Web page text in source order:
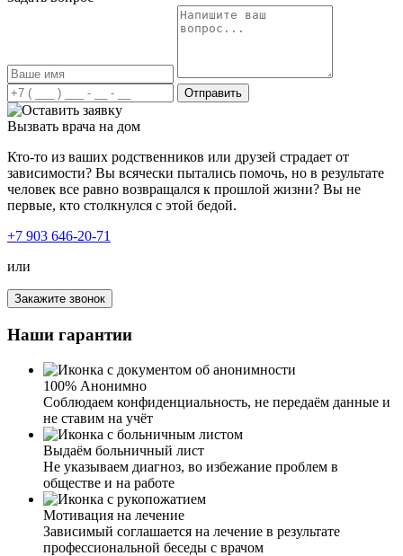
Отправить
Вызвать врача на дом
Кто-то из ваших родственников или друзей страдает от
зависимости? Вы всячески пытались помочь, но в результате
человек все равно возвращался к прошлой жизни? Вы не
первые, кто столкнулся с этой бедой.
+7 903 646-20-71
или
Закажите звонок
Наши гарантии
100% Анонимно
Соблюдаем конфиденциальность, не передаём данные и
не ставим на учёт
Выдаём больничный лист
Не указываем диагноз, во избежание проблем в
обществе и на работе
Мотивация на лечение
Зависимый соглашается на лечение в результате
профессиональной беседы с врачом